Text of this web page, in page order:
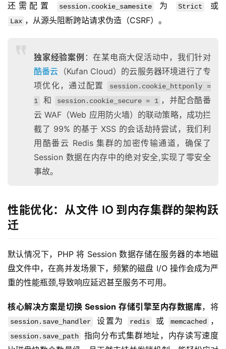
还需配置
session.cookie_samesite 为 Strict
Lax ，从源头阻断跨站请求伪造（CSRF）。
独家经验案例 ：在某电商大促活动中，我们针对
酷番云 （Kufan Cloud）的云服务器环境进行了专
项优化，通过配置
session.cookie_httponly =
1
和 session.cookie_secure = 1 ，并配合酷番
云 WAF（Web 应用防火墙）的联动策略，成功拦
截了 99% 的基于 XSS 的会话劫持尝试，我们利
用酷番云 Redis 集群的加密传输通道，确保了
Session 数据在内存中的绝对安全,实现了零安全
事故。
性能优化：从文件 IO 到内存集群的架构跃
迁
默认情况下，PHP 将 Session 数据存储在服务器的本地磁
盘文件中，在高并发场景下，频繁的磁盘 I/O 操作会成为严
重的性能瓶颈,导致响应延迟甚至服务不可用。
核心解决方案是切换 Session 存储引擎至内存数据库
session.save_handler 设置为 redis 或 memcached ，
session.save_path
指向分布式集群地址，内存读写速度